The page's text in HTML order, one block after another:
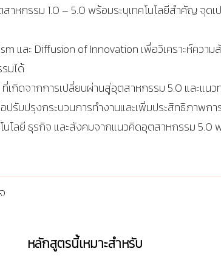
าหกรรม 1.0 – 5.0 พร้อมระบุเทคโนโลยีสำคัญ จุด
และ Diffusion of Innovation เพื่อวิเคราะห์ความ
มได้
เกิดจากการเปลี่ยนผ่านสู่อุตสาหกรรม 5.0 และแน
ปรับปรุงกระบวนการทำงานและเพิ่มประสิทธิภาพกา
นโลยี ธุรกิจ และสังคมจากแนวคิดอุตสาหกรรม 5.0
หลักสูตรนี้เหมาะสำหรับ